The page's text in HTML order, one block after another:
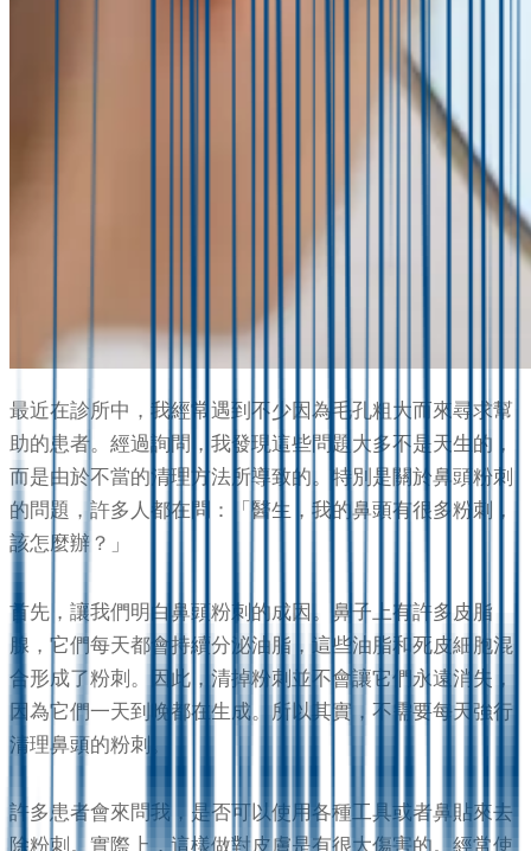
最近在診所中，我經常遇到不少因為毛孔粗大而來尋求幫
助的患者。經過詢問，我發現這些問題大多不是天生的，
而是由於不當的清理方法所導致的。特別是關於鼻頭粉刺
的問題，許多人都在問：「醫生，我的鼻頭有很多粉刺，
該怎麼辦？」
首先，讓我們明白鼻頭粉刺的成因。鼻子上有許多皮脂
腺，它們每天都會持續分泌油脂，這些油脂和死皮細胞混
合形成了粉刺。因此，清掉粉刺並不會讓它們永遠消失，
因為它們一天到晚都在生成。所以其實，不需要每天強行
清理鼻頭的粉刺。
許多患者會來問我，是否可以使用各種工具或者鼻貼來去
除粉刺。實際上，這樣做對皮膚是有很大傷害的。經常使